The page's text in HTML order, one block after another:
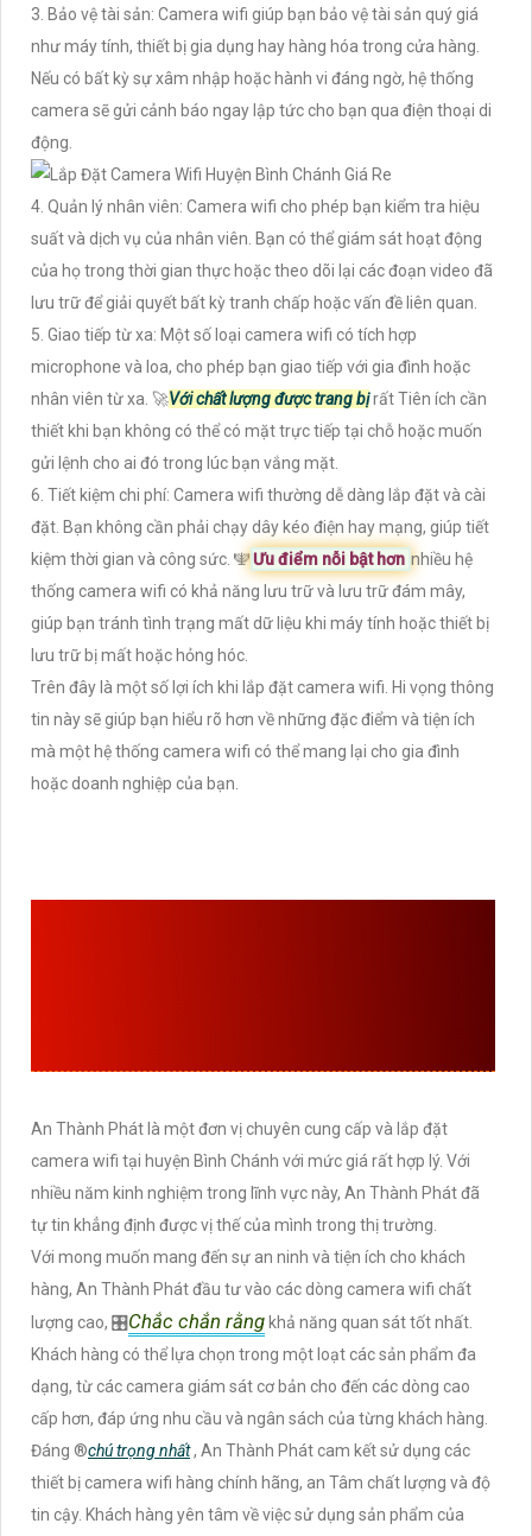
3. Bảo vệ tài sản: Camera wifi giúp bạn bảo vệ tài sản quý giá
như máy tính, thiết bị gia dụng hay hàng hóa trong cửa hàng.
Nếu có bất kỳ sự xâm nhập hoặc hành vi đáng ngờ, hệ thống
camera sẽ gửi cảnh báo ngay lập tức cho bạn qua điện thoại di
động.
4. Quản lý nhân viên: Camera wifi cho phép bạn kiểm tra hiệu
suất và dịch vụ của nhân viên. Bạn có thể giám sát hoạt động
của họ trong thời gian thực hoặc theo dõi lại các đoạn video đã
lưu trữ để giải quyết bất kỳ tranh chấp hoặc vấn đề liên quan.
5. Giao tiếp từ xa: Một số loại camera wifi có tích hợp
microphone và loa, cho phép bạn giao tiếp với gia đình hoặc
nhân viên từ xa. 🚀Với chất lượng được trang bịrất Tiên ích cần
thiết khi bạn không có thể có mặt trực tiếp tại chỗ hoặc muốn
gửi lệnh cho ai đó trong lúc bạn vắng mặt.
6. Tiết kiệm chi phí: Camera wifi thường dễ dàng lắp đặt và cài
đặt. Bạn không cần phải chạy dây kéo điện hay mạng, giúp tiết
kiệm thời gian và công sức. ️🕎Ưu điểm nỗi bật hơn nhiều hệ
thống camera wifi có khả năng lưu trữ và lưu trữ đám mây,
giúp bạn tránh tình trạng mất dữ liệu khi máy tính hoặc thiết bị
lưu trữ bị mất hoặc hỏng hóc.
Trên đây là một số lợi ích khi lắp đặt camera wifi. Hi vọng thông
tin này sẽ giúp bạn hiểu rõ hơn về những đặc điểm và tiện ích
mà một hệ thống camera wifi có thể mang lại cho gia đình
hoặc doanh nghiệp của bạn.
An Thành Phát là một đơn vị chuyên cung cấp và lắp đặt
camera wifi tại huyện Bình Chánh với mức giá rất hợp lý. Với
nhiều năm kinh nghiệm trong lĩnh vực này, An Thành Phát đã
tự tin khẳng định được vị thế của mình trong thị trường.
Với mong muốn mang đến sự an ninh và tiện ích cho khách
hàng, An Thành Phát đầu tư vào các dòng camera wifi chất
lượng cao, 🎛Chắc chắn rằng khả năng quan sát tốt nhất.
Khách hàng có thể lựa chọn trong một loạt các sản phẩm đa
dạng, từ các camera giám sát cơ bản cho đến các dòng cao
cấp hơn, đáp ứng nhu cầu và ngân sách của từng khách hàng.
Đáng ®️chú trọng nhất, An Thành Phát cam kết sử dụng các
thiết bị camera wifi hàng chính hãng, an Tâm chất lượng và độ
tin cậy. Khách hàng yên tâm về việc sử dụng sản phẩm của